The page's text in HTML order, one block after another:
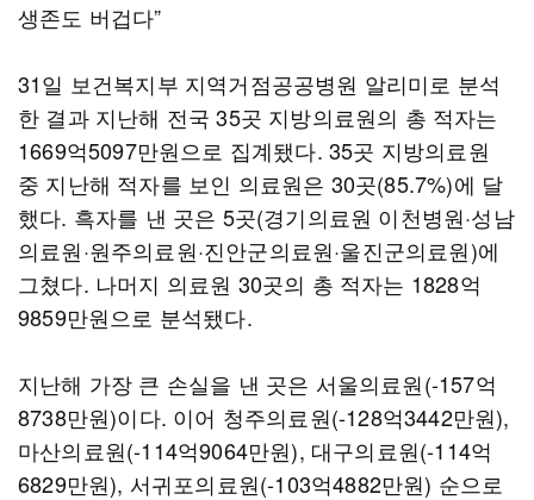
생존도 버겁다”
31일 보건복지부 지역거점공공병원 알리미로 분석
한 결과 지난해 전국 35곳 지방의료원의 총 적자는
1669억5097만원으로 집계됐다. 35곳 지방의료원
중 지난해 적자를 보인 의료원은 30곳(85.7%)에 달
했다. 흑자를 낸 곳은 5곳(경기의료원 이천병원·성남
의료원·원주의료원·진안군의료원·울진군의료원)에
그쳤다. 나머지 의료원 30곳의 총 적자는 1828억
9859만원으로 분석됐다.
지난해 가장 큰 손실을 낸 곳은 서울의료원(-157억
8738만원)이다. 이어 청주의료원(-128억3442만원),
마산의료원(-114억9064만원), 대구의료원(-114억
6829만원), 서귀포의료원(-103억4882만원) 순으로